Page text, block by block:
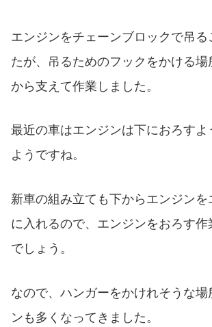
エンジンをチェーンブロックで吊る
たが、吊るためのフックをかける
から支えて作業しました。
最近の車はエンジンは下におろすよ
ようですね。
新車の組み立ても下からエンジンを
に入れるので、エンジンをおろす
でしょう。
なので、ハンガーをかけれそうな場
ンも多くなってきました。